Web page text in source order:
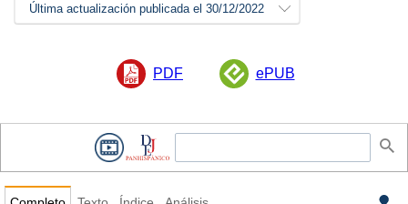
Última actualización publicada el 30/12/2022
PDF ePUB